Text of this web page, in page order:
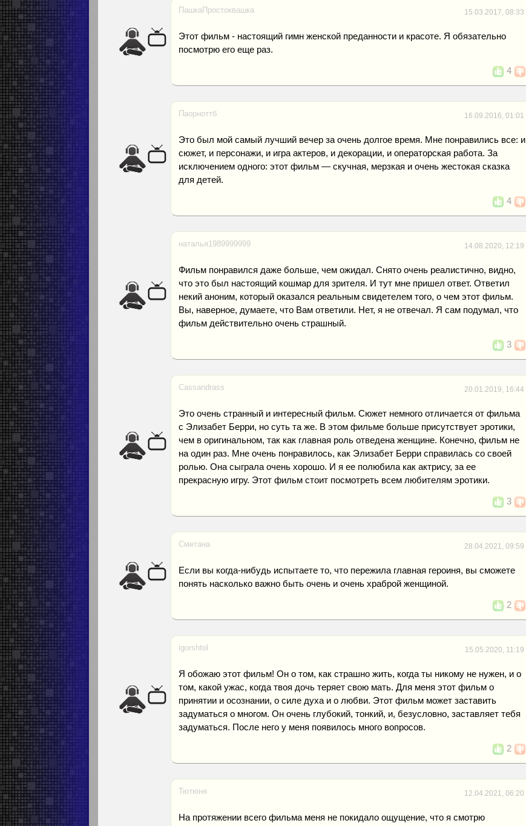
ПашкаПростоквашка 15.03.2017, 08:33
Этот фильм - настоящий гимн женской преданности и красоте. Я обязательно
посмотрю его еще раз.
4
Паорноттб 16.09.2016, 01:01
Это был мой самый лучший вечер за очень долгое время. Мне понравились все: и
сюжет, и персонажи, и игра актеров, и декорации, и операторская работа. За
исключением одного: этот фильм — скучная, мерзкая и очень жестокая сказка
для детей.
4
наталья1989999999 14.08.2020, 12:19
Фильм понравился даже больше, чем ожидал. Снято очень реалистично, видно,
что это был настоящий кошмар для зрителя. И тут мне пришел ответ. Ответил
некий аноним, который оказался реальным свидетелем того, о чем этот фильм.
Вы, наверное, думаете, что Вам ответили. Нет, я не отвечал. Я сам подумал, что
фильм действительно очень страшный.
3
Cassandrass 20.01.2019, 16:44
Это очень странный и интересный фильм. Сюжет немного отличается от фильма
с Элизабет Берри, но суть та же. В этом фильме больше присутствует эротики,
чем в оригинальном, так как главная роль отведена женщине. Конечно, фильм не
на один раз. Мне очень понравилось, как Элизабет Берри справилась со своей
ролью. Она сыграла очень хорошо. И я ее полюбила как актрису, за ее
прекрасную игру. Этот фильм стоит посмотреть всем любителям эротики.
3
Сметана 28.04.2021, 09:59
Если вы когда-нибудь испытаете то, что пережила главная героиня, вы сможете
понять насколько важно быть очень и очень храброй женщиной.
2
igorshtol 15.05.2020, 11:19
Я обожаю этот фильм! Он о том, как страшно жить, когда ты никому не нужен, и о
том, какой ужас, когда твоя дочь теряет свою мать. Для меня этот фильм о
принятии и осознании, о силе духа и о любви. Этот фильм может заставить
задуматься о многом. Он очень глубокий, тонкий, и, безусловно, заставляет тебя
задуматься. После него у меня появилось много вопросов.
2
Тютюня 12.04.2021, 06:20
На протяжении всего фильма меня не покидало ощущение, что я смотрю